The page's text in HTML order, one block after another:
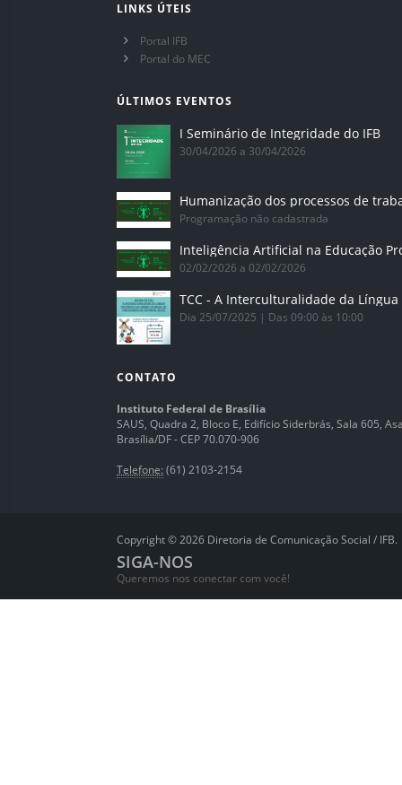
LINKS ÚTEIS
Portal IFB
Portal do MEC
ÚLTIMOS EVENTOS
I Seminário de Integridade do IFB
30/04/2026 a 30/04/2026
Humanização dos processos de
Programação não cadastrada
02/02/2026 a 02/02/2026
Dia 25/07/2025 | Das 09:00 às 10:00
CONTATO
Instituto Federal de Brasília
SAUS, Quadra 2, Bloco E, Edifício Siderbrás, Sala 605,
Brasília/DF - CEP 70.070-906
Telefone: (61) 2103-2154
Copyright © 2026 Diretoria de Comunicação Social / IFB.
SIGA-NOS
Queremos nos conectar com você!